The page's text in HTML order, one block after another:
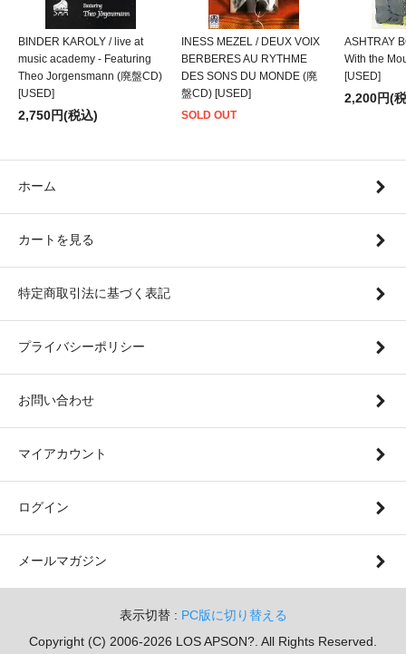
BINDER KAROLY / live at
music academy - Featuring
Theo Jorgensmann (廃盤CD)
[USED]
2,750円(税込)
INESS MEZEL / DEUX VOIX
BERBERES AU RYTHME
DES SONS DU MONDE (廃
盤CD) [USED]
SOLD OUT
ASHTRAY
With the
[USED]
2,200円(
ホーム
カートを見る
特定商取引法に基づく表記
プライバシーポリシー
お問い合わせ
マイアカウント
ログイン
メールマガジン
表示切替 : PC版に切り替える
Copyright (C) 2006-2026 LOS APSON?. All Rights Reserved.